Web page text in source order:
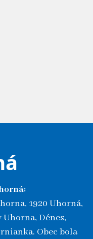
1920 Uhorná,
Uhorna, Dénes,
Obec bola